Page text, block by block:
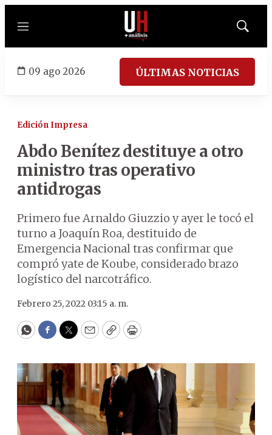
Menú
Mostrar
09 ago 2026 ÚLTIMAS NOTICIAS
Edición Impresa
Abdo Benítez destituye a otro
ministro tras operativo
antidrogas
Primero fue Arnaldo Giuzzio y ayer le tocó el
turno a Joaquín Roa, destituido de
Emergencia Nacional tras confirmar que
compró yate de Koube, considerado brazo
logístico del narcotráfico.
Febrero 25, 2022 03:15 a. m.
WhatsApp
Facebook
Twitter
EmailCopyPrint